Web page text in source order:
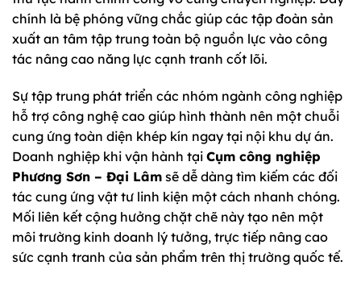
chính là bệ phóng vững chắc giúp các tập đoàn sản
xuất an tâm tập trung toàn bộ nguồn lực vào công
tác nâng cao năng lực cạnh tranh cốt lõi.
Sự tập trung phát triển các nhóm ngành công nghiệp
hỗ trợ công nghệ cao giúp hình thành nên một chuỗi
cung ứng toàn diện khép kín ngay tại nội khu dự án.
Doanh nghiệp khi vận hành tại Cụm công nghiệp
Phương Sơn – Đại Lâm sẽ dễ dàng tìm kiếm các đối
tác cung ứng vật tư linh kiện một cách nhanh chóng.
Mối liên kết cộng hưởng chặt chẽ này tạo nên một
môi trường kinh doanh lý tưởng, trực tiếp nâng cao
sức cạnh tranh của sản phẩm trên thị trường quốc tế.